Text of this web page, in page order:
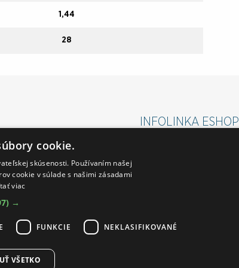
1,44
28
INFOLINKA ESHOP
cookie.
skúsenosti. Používaním našej
cookie v súlade s našimi zásadami
viac
→
FUNKCIE NEKLASIFIKOVANÉ
VŠETKO